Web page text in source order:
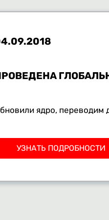
ядро, переводим
УЗНАТЬ ПОДРОБНОСТИ